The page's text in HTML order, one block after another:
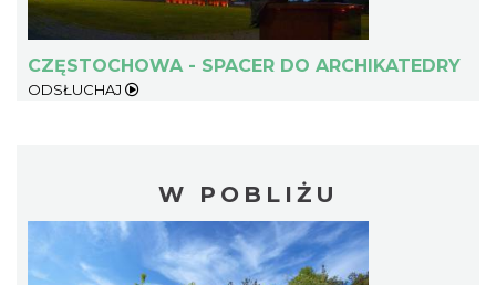
CZĘSTOCHOWA - SPACER DO ARCHIKATEDRY
ODSŁUCHAJ
W POBLIŻU